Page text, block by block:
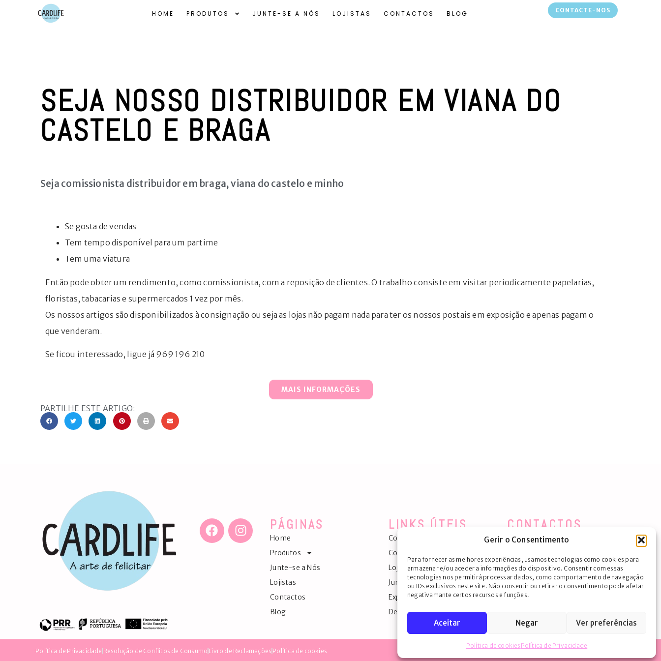
Gerir o Consentimento
Para fornecer as melhores experiências, usamos tecnologias como cookies para
armazenar e/ou aceder a informações do dispositivo. Consentir com essas
tecnologias nos permitirá processar dados, como comportamento de navegação
ou IDs exclusivos neste site. Não consentir ou retirar o consentimento pode afetar
negativamante certos recursos e funções.
Aceitar Negar Ver preferências
Política de cookies Política de Privacidade
HOME PRODUTOS JUNTE-SE A NÓS LOJISTAS CONTACTOS BLOG CONTACTE-NOS
SEJA NOSSO DISTRIBUIDOR EM VIANA DO
CASTELO E BRAGA
Seja comissionista distribuidor em braga, viana do castelo e minho
Se gosta de vendas
Tem tempo disponível para um partime
Tem uma viatura
Então pode obter um rendimento, como comissionista, com a reposição de clientes. O trabalho consiste em visitar periodicamente papelarias,
floristas, tabacarias e supermercados 1 vez por mês.
Os nossos artigos são disponibilizados à consignação ou seja as lojas não pagam nada para ter os nossos postais em exposição e apenas pagam o
que venderam.
Se ficou interessado, ligue já 969 196 210
MAIS INFORMAÇÕES
PARTILHE ESTE ARTIGO:
PÁGINAS
Home
Produtos
Junte-se a Nós
Lojistas
Contactos
Blog
LINKS ÚTEIS
Contactos
Como comprar
Lojistas
Junte-se a Nós
Exportação
Detalhes da conta
CONTACTOS
Largo da Igreja, 45, 3860-133 Avanca
Ver no mapa
+351 969 196 210
(chamada para a rede fixa nacional)
info@cardlife.pt
Política de Privacidade Resolução de Conflitos de ConsumoLivro de ReclamaçõesPolítica de cookies Cardlife ® 2026 | Todos os direitos reservados | Desenvolvido por